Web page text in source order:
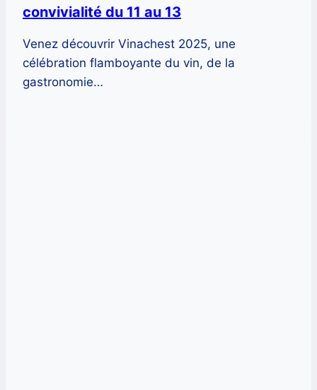
convivialité du 11 au 13
Venez découvrir Vinachest 2025, une
célébration flamboyante du vin, de la
gastronomie…